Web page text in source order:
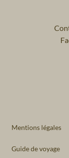
Mentions légales
Guide de voyage